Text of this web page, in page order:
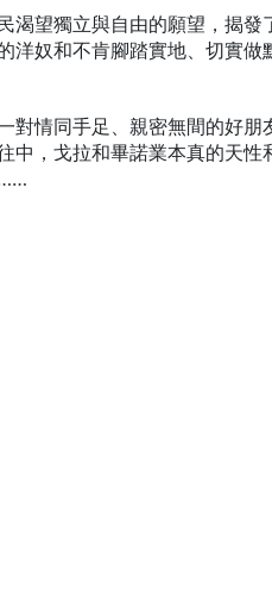
渴望獨立與自由的願望，揭
洋奴和不肯腳踏實地、切實
對情同手足、親密無間的好
中，戈拉和畢諾業本真的天
……